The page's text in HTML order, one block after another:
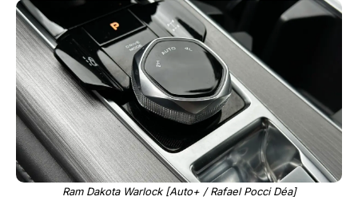
Ram Dakota Warlock [Auto+ / Rafael Pocci Déa]